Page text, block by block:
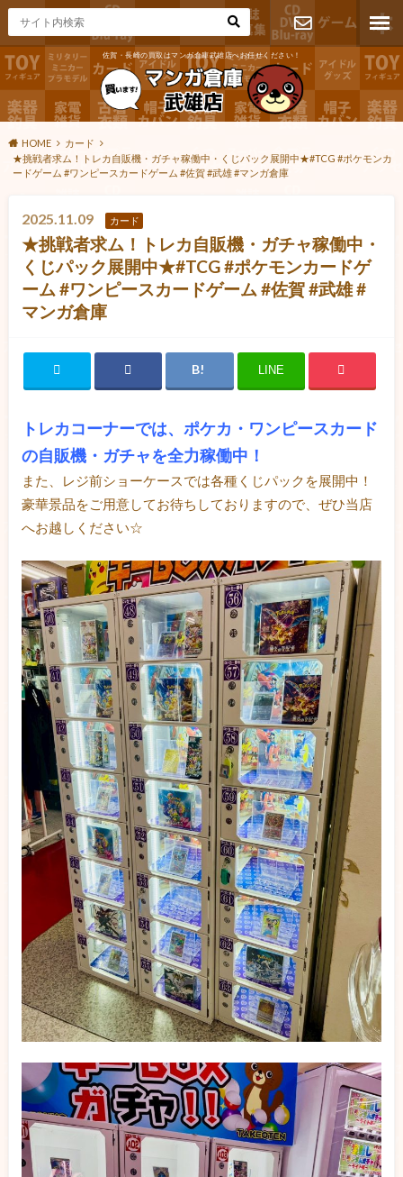
佐賀・長崎の買取はマンガ倉庫武雄店へお任せください！
お問い合わ
せ
HOME
カード
★挑戦者求ム！トレカ自販機・ガチャ稼働中・くじパック展開中★#TCG #ポケモンカ
ードゲーム #ワンピースカードゲーム #佐賀 #武雄 #マンガ倉庫
2025.11.09 カード
★挑戦者求ム！トレカ自販機・ガチャ稼働中・
くじパック展開中★#TCG #ポケモンカードゲ
ーム #ワンピースカードゲーム #佐賀 #武雄 #
マンガ倉庫
LINE
トレカコーナーでは、ポケカ・ワンピースカード
の自販機・ガチャを全力稼働中！
また、レジ前ショーケースでは各種くじパックを展開中！
豪華景品をご用意してお待ちしておりますので、ぜひ当店
へお越しください☆